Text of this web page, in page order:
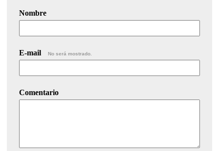
Nombre
E-mail No será mostrado.
Comentario